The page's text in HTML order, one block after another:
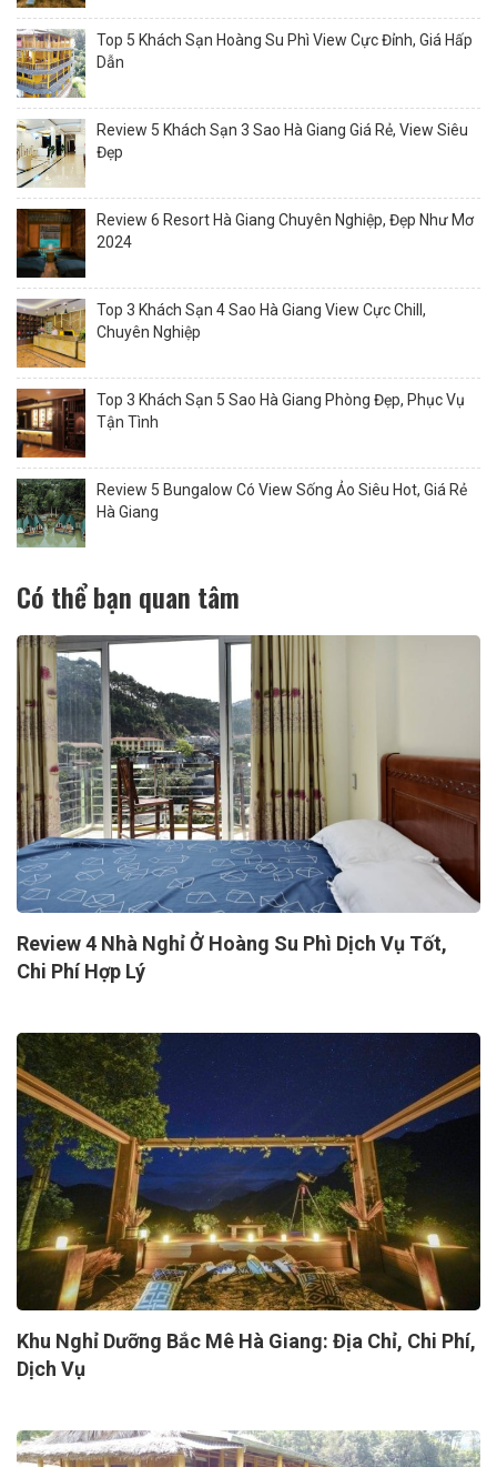
Top 5 Khách Sạn Hoàng Su Phì View Cực Đỉnh, Giá Hấp
Dẫn
Review 5 Khách Sạn 3 Sao Hà Giang Giá Rẻ, View Siêu
Đẹp
Review 6 Resort Hà Giang Chuyên Nghiệp, Đẹp Như Mơ
2024
Top 3 Khách Sạn 4 Sao Hà Giang View Cực Chill,
Chuyên Nghiệp
Top 3 Khách Sạn 5 Sao Hà Giang Phòng Đẹp, Phục Vụ
Tận Tình
Review 5 Bungalow Có View Sống Ảo Siêu Hot, Giá Rẻ
Hà Giang
Có thể bạn quan tâm
Review 4 Nhà Nghỉ Ở Hoàng Su Phì Dịch Vụ Tốt,
Chi Phí Hợp Lý
Khu Nghỉ Dưỡng Bắc Mê Hà Giang: Địa Chỉ, Chi Phí,
Dịch Vụ